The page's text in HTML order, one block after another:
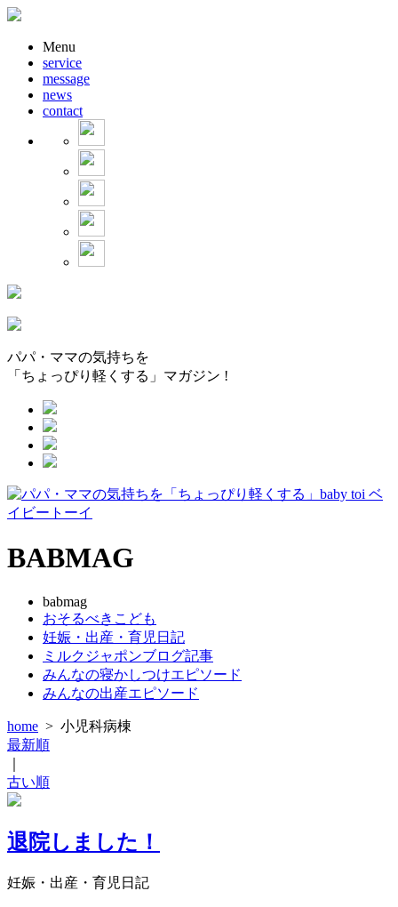
Menu
service
message
news
contact
パパ・ママの気持ちを
「ちょっぴり軽くする」マガジン !
BABMAG
babmag
おそるべきこども
妊娠・出産・育児日記
ミルクジャポンブログ記事
みんなの寝かしつけエピソード
みんなの出産エピソード
home > 小児科病棟
最新順
古い順
退院しました！
妊娠・出産・育児日記